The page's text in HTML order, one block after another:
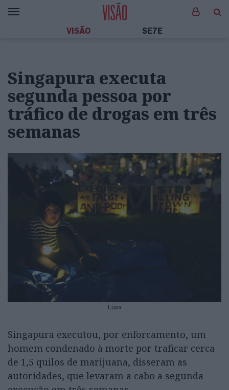
VISÃO SE7E
Singapura executa
segunda pessoa por
tráfico de drogas em três
semanas
Lusa
Singapura executou, por enforcamento, um
homem condenado à morte por traficar cerca
de 1,5 quilos de marijuana, disseram as
autoridades, que levaram a cabo a segunda